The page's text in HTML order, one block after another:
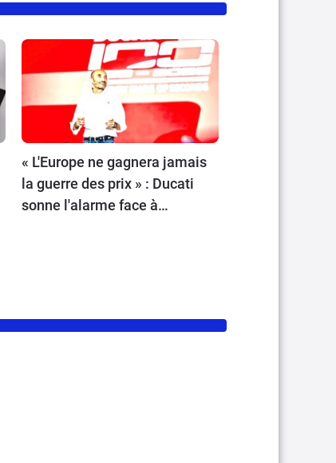
« L'Europe ne gagnera jamais
la guerre des prix » : Ducati
sonne l'alarme face à